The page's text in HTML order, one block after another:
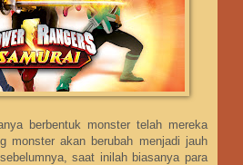
berbentuk monster telah mereka
monster akan berubah menjadi jauh
saat inilah biasanya para